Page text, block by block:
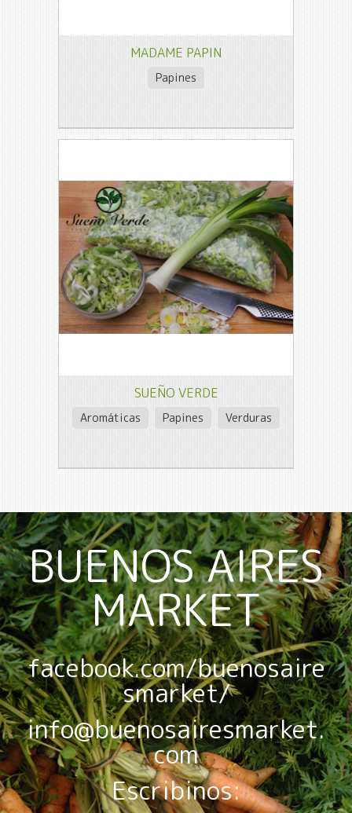
MADAME PAPIN
Papines
SUEÑO VERDE
Aromáticas Papines Verduras
BUENOS AIRES
MARKET
facebook.com/buenosaire
smarket/
info@buenosairesmarket.
com
Escribinos: